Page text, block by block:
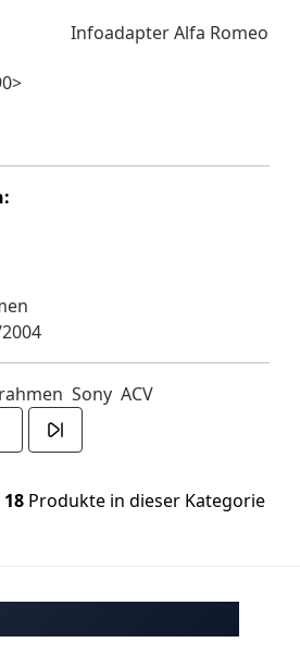
Infoadapter Alfa Romeo
Sony ACV
Produkte in dieser Kategorie